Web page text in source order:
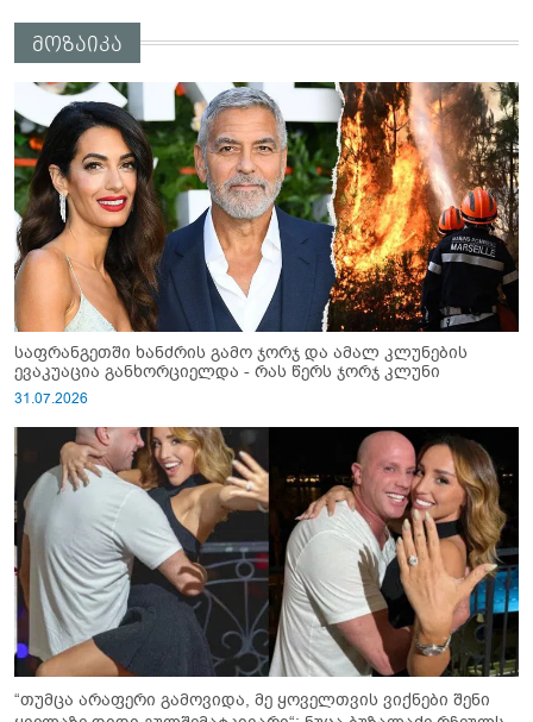
მოზაიკა
საფრანგეთში ხანძრის გამო ჯორჯ და ამალ კლუნების
ევაკუაცია განხორციელდა - რას წერს ჯორჯ კლუნი
31.07.2026
“თუმცა არაფერი გამოვიდა, მე ყოველთვის ვიქნები შენი